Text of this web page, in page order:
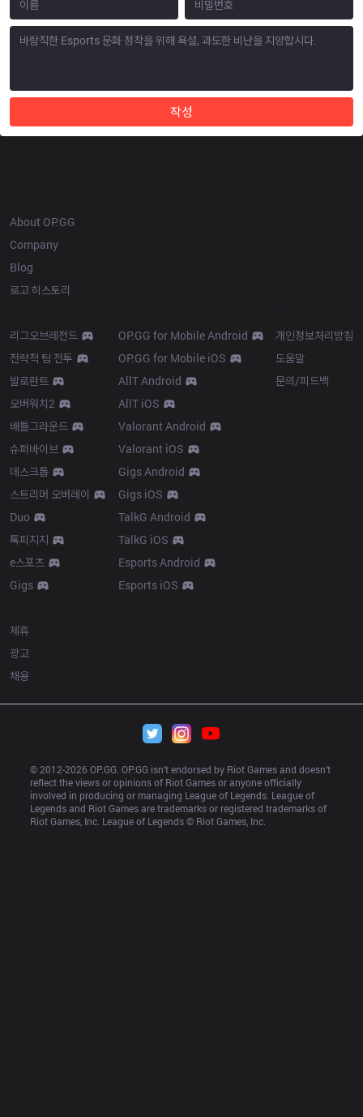
작성
About OP.GG
Company
Blog
로고 히스토리
리그오브레전드
전략적 팀 전투
발로란트
오버워치2
배틀그라운드
슈퍼바이브
데스크톱
스트리머 오버레이
Duo
톡피지지
e스포츠
Gigs
OP.GG for Mobile Android
OP.GG for Mobile iOS
AllT Android
AllT iOS
Valorant Android
Valorant iOS
Gigs Android
Gigs iOS
TalkG Android
TalkG iOS
Esports Android
Esports iOS
개인정보처리방침
도움말
문의/피드백
제휴
광고
채용
© 2012-2026 OP.GG. OP.GG isn’t endorsed by Riot Games and doesn’t
reflect the views or opinions of Riot Games or anyone officially
involved in producing or managing League of Legends. League of
Legends and Riot Games are trademarks or registered trademarks of
Riot Games, Inc. League of Legends © Riot Games, Inc.